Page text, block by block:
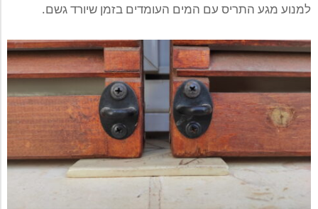
למנוע מגע התריס עם המים העומדים בזמן שיורד גשם.